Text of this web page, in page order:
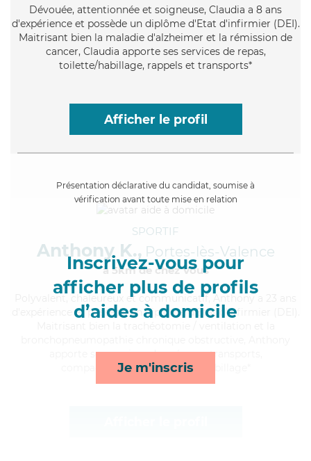
Dévouée, attentionnée et soigneuse, Claudia a 8 ans
d'expérience et possède un diplôme d'Etat d'infirmier (DEI).
Maitrisant bien la maladie d'alzheimer et la rémission de
cancer, Claudia apporte ses services de repas,
toilette/habillage, rappels et transports*
Afficher le profil
Présentation déclarative du candidat, soumise à
vérification avant toute mise en relation
Inscrivez-vous pour
afficher plus de profils
d’aides à domicile
Je m'inscris
SPORTIF
Anthony K., Portes-lès-Valence
à 5km de chez Vous
, chaleureux et communicatif, Anthony a 23 ans
d'expérience et possède un diplôme d'Etat d'infirmier (DEI).
apporte ses services de ménage, transports,
compagnie/loisirs et toilette/habillage*